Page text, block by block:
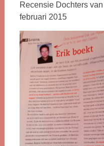
Recensie Dochters
februari 2015